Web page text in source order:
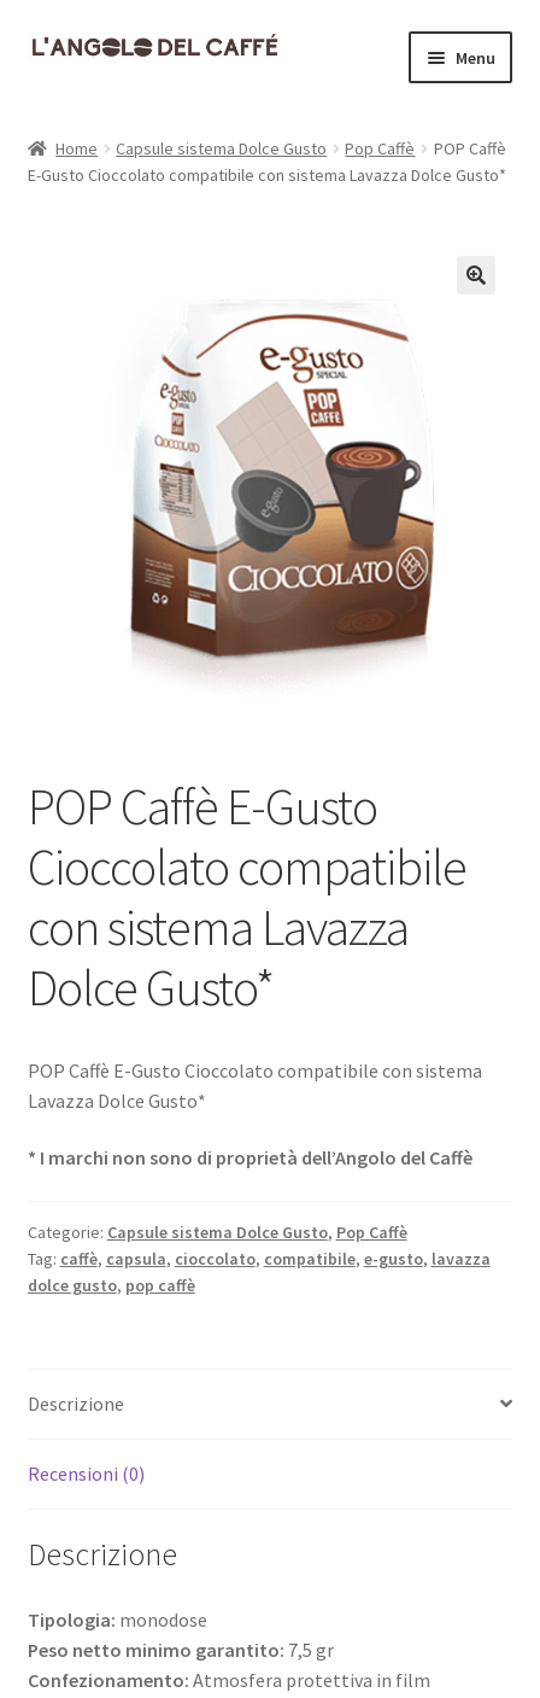
Vai
Vai
Menu
Carrello
Il mio account
Informativa Privacy
Home Capsule sistema Dolce Gusto Pop Caffè
POP Caffè
E-Gusto Cioccolato compatibile con sistema Lavazza Dolce Gusto*
POP Caffè E-Gusto
Cioccolato compatibile
con sistema Lavazza
Dolce Gusto*
POP Caffè E-Gusto Cioccolato compatibile con sistema
Lavazza Dolce Gusto*
* I marchi non sono di proprietà dell’Angolo del Caffè
Categorie: Capsule sistema Dolce Gusto, Pop Caffè
Tag: caffè, capsula, cioccolato, compatibile, e-gusto, lavazza
dolce gusto, pop caffè
Descrizione
Recensioni (0)
Descrizione
Tipologia: monodose
Peso netto minimo garantito: 7,5 gr
Confezionamento: Atmosfera protettiva in film